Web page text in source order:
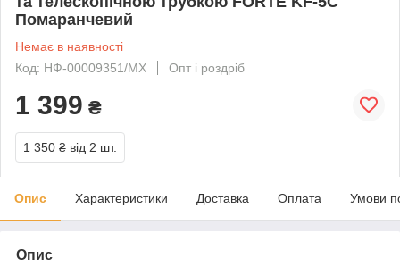
Помаранчевий
Немає в наявності
Код: НФ-00009351/MX
Опт і роздріб
1 399 ₴
1 350 ₴ від 2 шт.
Опис Характеристики Доставка Оплата Умови
Опис